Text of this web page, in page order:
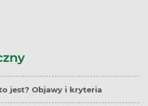
jest? Objawy i kryteria